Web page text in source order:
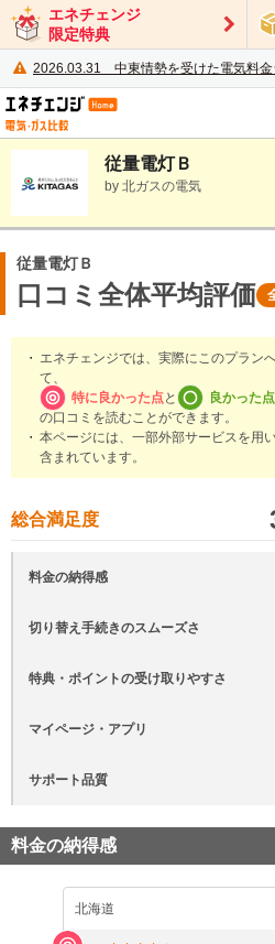
エネチェンジ
限定特典
2026.03.31
電力・ガス比較
従量電灯Ｂ
by 北ガスの電気
従量電灯Ｂ
口コミ全体平均評価
エネチェンジでは、実際にこのプラン
て、
特に良かった点と 良かった点
の口コミを読むことができます。
本ページには、一部外部サービスを用
含まれています。
総合満足度
料金の納得感
切り替え手続きのスムーズさ
特典・ポイントの受け取りやすさ
マイページ・アプリ
サポート品質
料金の納得感
北海道